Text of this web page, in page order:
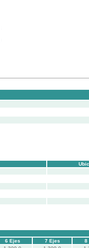
6 Ejes 7 Ejes 8